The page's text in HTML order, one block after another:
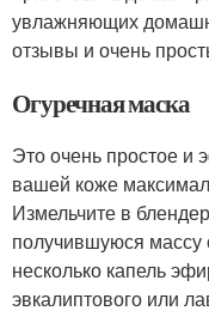
увлажняющих
отзывы и очень
Огуречная маска
Это очень простое и
вашей коже
Измельчите в
получившуюся массу
несколько капель
эвкалиптового или